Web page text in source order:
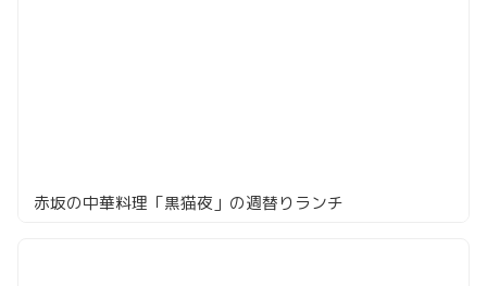
赤坂の中華料理「黒猫夜」の週替りランチ